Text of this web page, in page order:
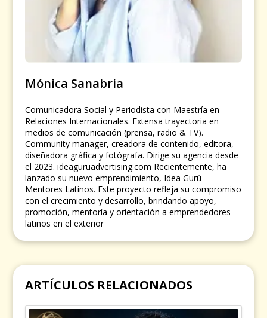
Mónica Sanabria
Comunicadora Social y Periodista con Maestría en
Relaciones Internacionales. Extensa trayectoria en
medios de comunicación (prensa, radio & TV).
Community manager, creadora de contenido, editora,
diseñadora gráfica y fotógrafa. Dirige su agencia desde
el 2023. ideaguruadvertising.com Recientemente, ha
lanzado su nuevo emprendimiento, Idea Gurú -
Mentores Latinos. Este proyecto refleja su compromiso
con el crecimiento y desarrollo, brindando apoyo,
promoción, mentoría y orientación a emprendedores
latinos en el exterior
ARTÍCULOS RELACIONADOS